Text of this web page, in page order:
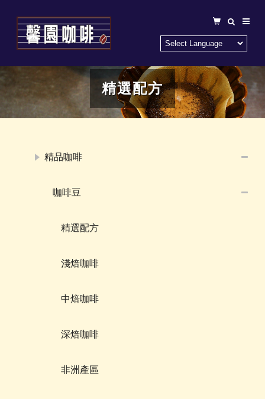
精選配方
精品咖啡
咖啡豆
精選配方
淺焙咖啡
中焙咖啡
深焙咖啡
非洲產區